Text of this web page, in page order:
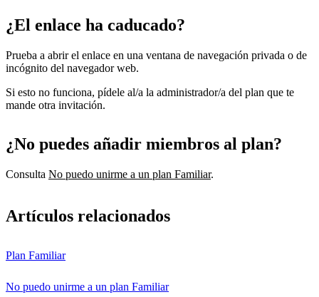
¿El enlace ha caducado?
Prueba a abrir el enlace en una ventana de navegación privada o de
incógnito del navegador web.
Si esto no funciona, pídele al/a la administrador/a del plan que te
mande otra invitación.
¿No puedes añadir miembros al plan?
Consulta No puedo unirme a un plan Familiar.
Artículos relacionados
Plan Familiar
No puedo unirme a un plan Familiar